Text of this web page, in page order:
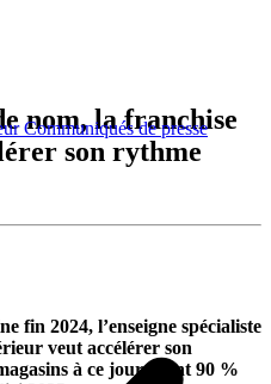
Communiqués de presse
nom, la franchise
son rythme
fin 2024, l’enseigne spécialiste
veut accélérer son
à ce jour (dont 90 %